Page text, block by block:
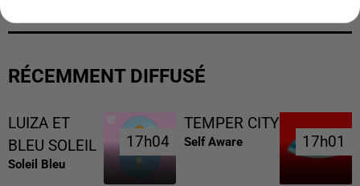
RÉCEMMENT DIFFUSÉ
LUIZA ET
BLEU SOLEIL
Soleil Bleu
17h04
17h04
TEMPER CITY
Self Aware 17h01
17h01